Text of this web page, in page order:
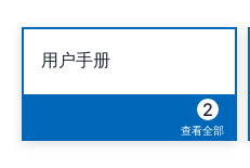
用户手册
2
查看全部